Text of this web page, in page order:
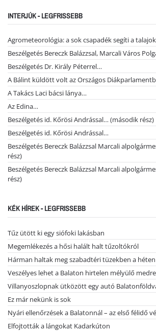
INTERJÚK - LEGFRISSEBB
Agrometeorológia: a sok csapadék segíti a
Beszélgetés Bereczk Balázzsal, Marcali Város
Beszélgetés Dr. Király Péterrel…
A Bálint küldött volt az Országos
A Takács Laci bácsi lánya…
Az Edina…
Beszélgetés id. Kőrösi Andrással… (második rész)
Beszélgetés id. Kőrösi Andrással…
Beszélgetés Bereczk Balázzsal Marcali
rész)
Beszélgetés Bereczk Balázzsal Marcali
rész)
KÉK HÍREK - LEGFRISSEBB
Tűz ütött ki egy siófoki lakásban
Megemlékezés a hősi halált halt tűzoltókról
Hárman haltak meg szabadtéri tüzekben a héten
Veszélyes lehet a Balaton hirtelen mélyülő
Villanyoszlopnak ütközött egy autó
Ez már nekünk is sok
Nyári ellenőrzések a Balatonnál – az első félidő
Elfojtották a lángokat Kadarkúton